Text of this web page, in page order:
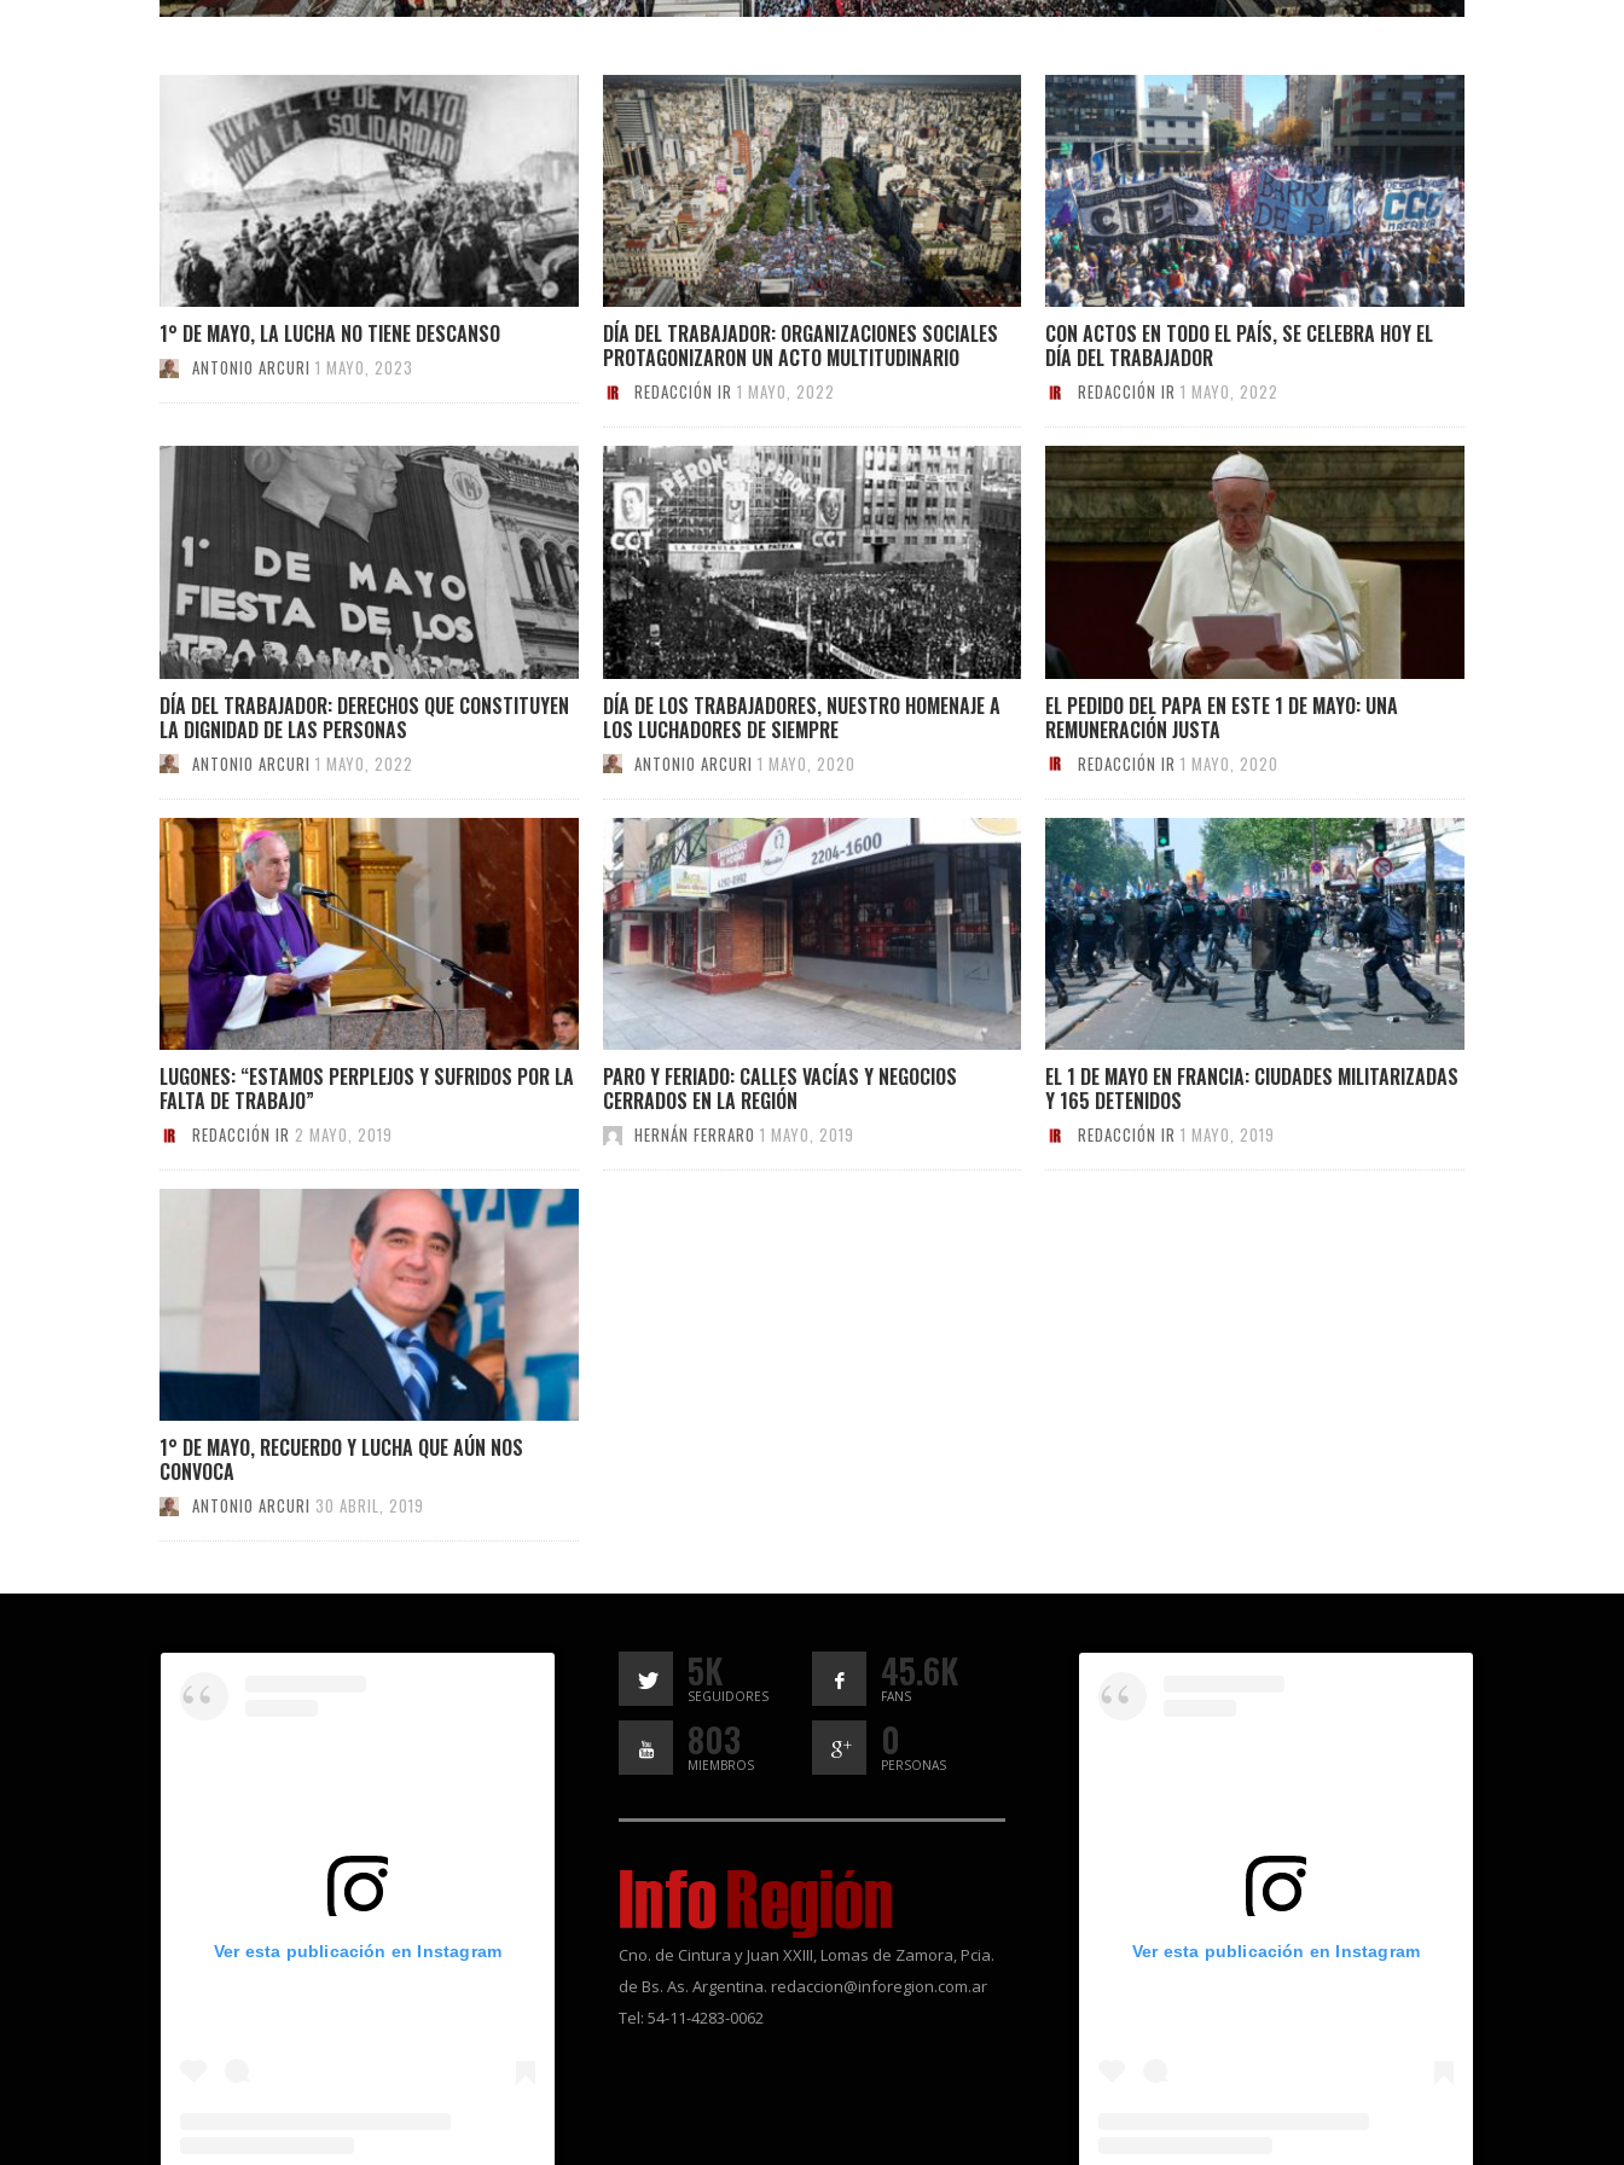
1° DE MAYO, LA LUCHA NO TIENE DESCANSO
ANTONIO ARCURI 1 MAYO, 2023
DÍA DEL TRABAJADOR: ORGANIZACIONES SOCIALES
PROTAGONIZARON UN ACTO MULTITUDINARIO
REDACCIÓN IR 1 MAYO, 2022
CON ACTOS EN TODO EL PAÍS, SE CELEBRA HOY EL
DÍA DEL TRABAJADOR
REDACCIÓN IR 1 MAYO, 2022
DÍA DEL TRABAJADOR: DERECHOS QUE CONSTITUYEN
LA DIGNIDAD DE LAS PERSONAS
ANTONIO ARCURI 1 MAYO, 2022
DÍA DE LOS TRABAJADORES, NUESTRO HOMENAJE A
LOS LUCHADORES DE SIEMPRE
ANTONIO ARCURI 1 MAYO, 2020
EL PEDIDO DEL PAPA EN ESTE 1 DE MAYO: UNA
REMUNERACIÓN JUSTA
REDACCIÓN IR 1 MAYO, 2020
LUGONES: “ESTAMOS PERPLEJOS Y SUFRIDOS POR LA
FALTA DE TRABAJO”
REDACCIÓN IR 2 MAYO, 2019
PARO Y FERIADO: CALLES VACÍAS Y NEGOCIOS
CERRADOS EN LA REGIÓN
HERNÁN FERRARO 1 MAYO, 2019
EL 1 DE MAYO EN FRANCIA: CIUDADES MILITARIZADAS
Y 165 DETENIDOS
REDACCIÓN IR 1 MAYO, 2019
1° DE MAYO, RECUERDO Y LUCHA QUE AÚN NOS
CONVOCA
ANTONIO ARCURI 30 ABRIL, 2019
Ver esta publicación en Instagram
5K
SEGUIDORES
45.6K
FANS
803
MIEMBROS
0
PERSONAS
Cno. de Cintura y Juan XXIII, Lomas de Zamora, Pcia.
de Bs. As. Argentina. redaccion@inforegion.com.ar
Tel: 54-11-4283-0062
Ver esta publicación en Instagram